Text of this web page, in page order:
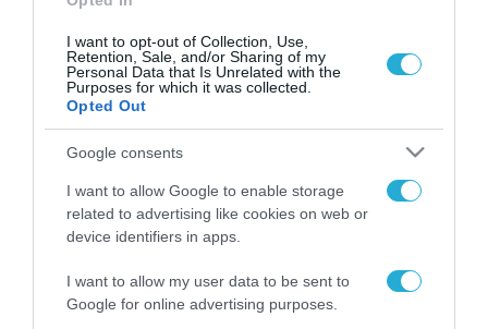
I want to opt-out of Collection, Use,
Retention, Sale, and/or Sharing of my
Personal Data that Is Unrelated with the
Purposes for which it was collected.
Opted Out
Google consents
I want to allow Google to enable storage
related to advertising like cookies on web or
device identifiers in apps.
I want to allow my user data to be sent to
Google for online advertising purposes.
ΡΟΗ ΕΙΔΗΣΕΩΝ
Το χρηματοδοτούμενο
από την ΕΕ έργο “The
Gaming Police”
ενισχύει την ασφάλεια
των παιδιών στο
31.07.2026
ΑΑΔΕ: Διευκρινίσεις
για τα πρόστιμα σε
παραβάσεις που